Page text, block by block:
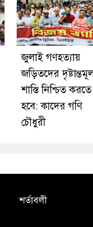
জুলাই গণহত্যায়
জড়িতদের
শাস্তি নিশ্চিত করতে
হবে: কাদের গণি
চৌধুরী
শর্তাবলী